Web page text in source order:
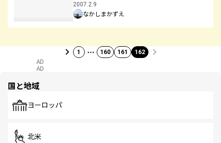
2007.2.9
なかしまかずえ
1 … 160 161 162
AD
AD
国と地域
ヨーロッパ
北米